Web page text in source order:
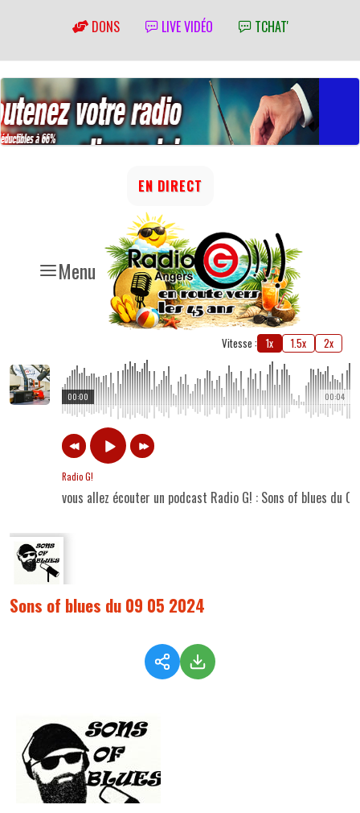
DONS LIVE VIDÉO TCHAT'
Menu
EN DIRECT
Vitesse : 1x 1.5x 2x
00:04
00:00
Radio G!
vous allez écouter un podcast Radio G! : Sons of blues du
Sons of blues du 09 05 2024